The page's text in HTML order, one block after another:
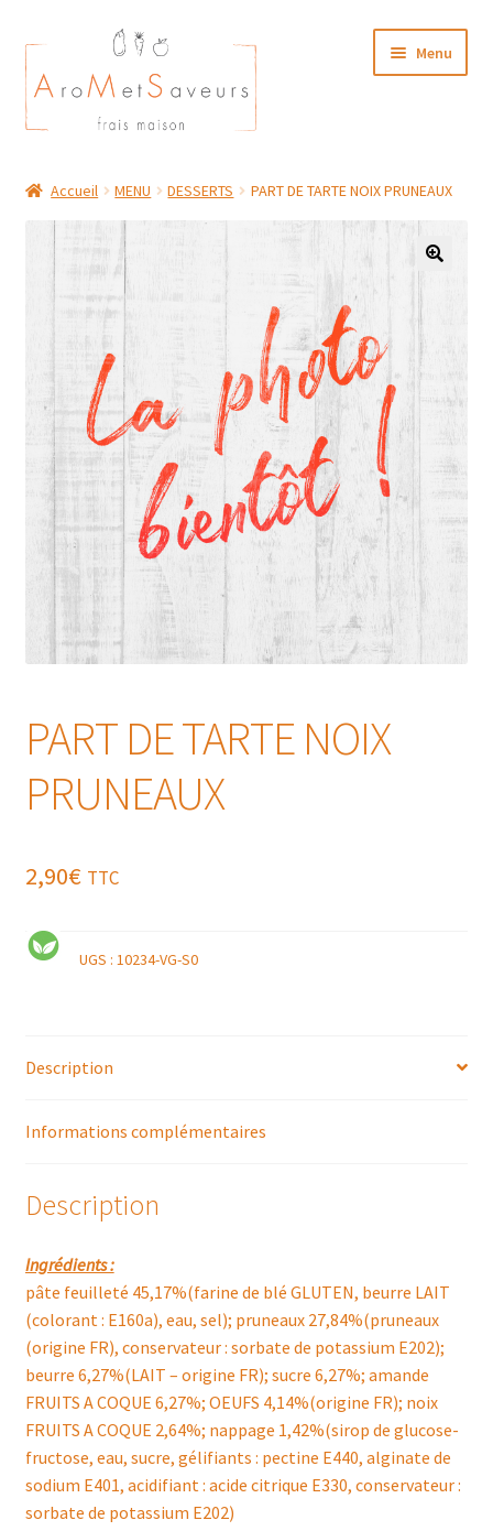
Aller
à
la
navigation
Aller
au
contenu
Menu
Plat du Jour/ Menu Week end
NOS BOUTIQUES
Accueil MENU DESSERTS PART DE TARTE NOIX PRUNEAUX
PART DE TARTE NOIX
PRUNEAUX
2,90€ TTC
UGS : 10234-VG-S0
Description
Informations complémentaires
Description
Ingrédients :
pâte feuilleté 45,17%(farine de blé GLUTEN, beurre LAIT
(colorant : E160a), eau, sel); pruneaux 27,84%(pruneaux
(origine FR), conservateur : sorbate de potassium E202);
beurre 6,27%(LAIT – origine FR); sucre 6,27%; amande
FRUITS A COQUE 6,27%; OEUFS 4,14%(origine FR); noix
FRUITS A COQUE 2,64%; nappage 1,42%(sirop de glucose-
fructose, eau, sucre, gélifiants : pectine E440, alginate de
sodium E401, acidifiant : acide citrique E330, conservateur :
sorbate de potassium E202)